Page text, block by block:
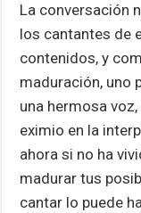
La conversación
los cantantes de
contenidos, y
maduración, uno
una hermosa
eximio en la
ahora si no ha
madurar tus
cantar lo puede